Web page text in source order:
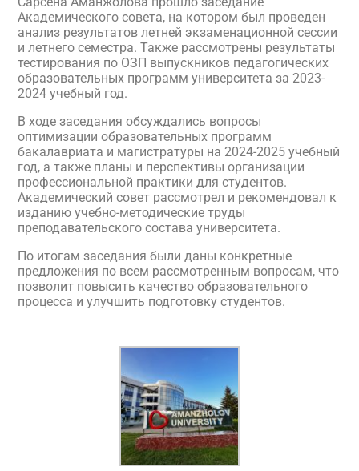
Академического совета, на котором был проведен
анализ результатов летней экзаменационной сессии
и летнего семестра. Также рассмотрены результаты
тестирования по ОЗП выпускников педагогических
образовательных программ университета за 2023-
2024 учебный год.
В ходе заседания обсуждались вопросы
оптимизации образовательных программ
бакалавриата и магистратуры на 2024-2025 учебный
год, а также планы и перспективы организации
профессиональной практики для студентов.
Академический совет рассмотрел и рекомендовал к
изданию учебно-методические труды
преподавательского состава университета.
По итогам заседания были даны конкретные
предложения по всем рассмотренным вопросам, что
позволит повысить качество образовательного
процесса и улучшить подготовку студентов.